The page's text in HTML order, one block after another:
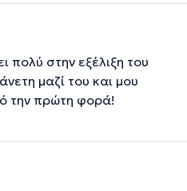
πολύ στην εξέλιξη του
μαζί του και μου
την πρώτη φορά!